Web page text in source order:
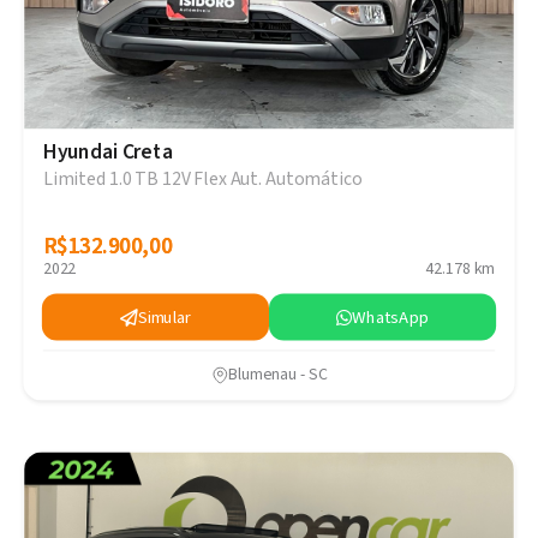
Hyundai Creta
Limited 1.0 TB 12V Flex Aut. Automático
R$132.900,00
R$132.900,00
2022 42.178 km
Simular WhatsApp
Blumenau - SC